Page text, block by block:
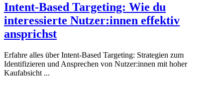
Intent-Based Targeting: Wie du
interessierte Nutzer:innen effektiv
ansprichst
Erfahre alles über Intent-Based Targeting: Strategien zum
Identifizieren und Ansprechen von Nutzer:innen mit hoher
Kaufabsicht ...